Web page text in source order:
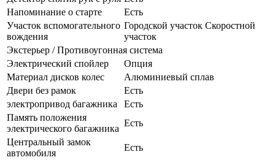
Напоминание о старте
Есть
Участок вспомогательного
вождения
Городской участок Скоростной
участок
Экстерьер / Противоугонная система
Электрический спойлер
Опция
Материал дисков колес
Алюминиевый сплав
Двери без рамок
Есть
электропривод багажника
Есть
Память положения
электрического багажника
Есть
Центральный замок
автомобиля
Есть